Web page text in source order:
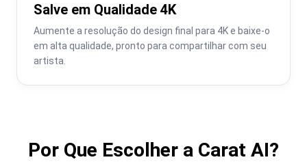
Salve em Qualidade 4K
Aumente a resolução do design final para 4K e baixe-o
em alta qualidade, pronto para compartilhar com seu
artista.
Por Que Escolher a Carat AI?